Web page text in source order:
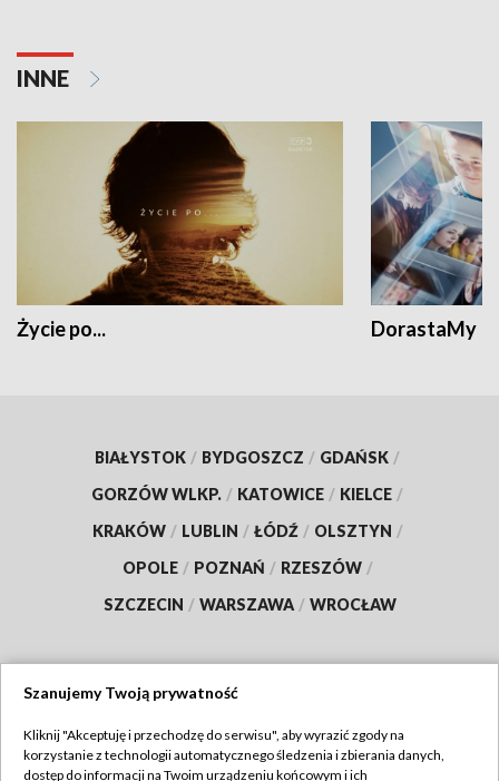
INNE
Życie po... DorastaMy
BIAŁYSTOK / BYDGOSZCZ / GDAŃSK /
GORZÓW WLKP. / KATOWICE / KIELCE /
KRAKÓW / LUBLIN / ŁÓDŹ / OLSZTYN /
OPOLE / POZNAŃ / RZESZÓW /
SZCZECIN / WARSZAWA / WROCŁAW
TVP
Szanujemy Twoją prywatność
Kliknij "Akceptuję i przechodzę do serwisu", aby wyrazić zgody na
korzystanie z technologii automatycznego śledzenia i zbierania danych,
dostęp do informacji na Twoim urządzeniu końcowym i ich